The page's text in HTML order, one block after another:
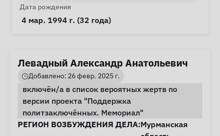
Личная информация
Дата рождения
4 мар. 1994 г. (32 года)
Левадный Александр Анатольевич
Добавлено: 26 февр. 2025 г.
включён/а в список вероятных жертв по
версии проекта "Поддержка
политзаключённых. Мемориал"
Информация о деле
РЕГИОН ВОЗБУЖДЕНИЯ ДЕЛА:Мурманская